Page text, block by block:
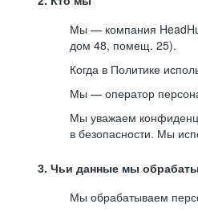
Мы — компания
дом 48, помещ. 25).
Когда в Политике
Мы — оператор
Мы уважаем
в безопасности. Мы
3. Чьи данные мы
Мы обрабатываем